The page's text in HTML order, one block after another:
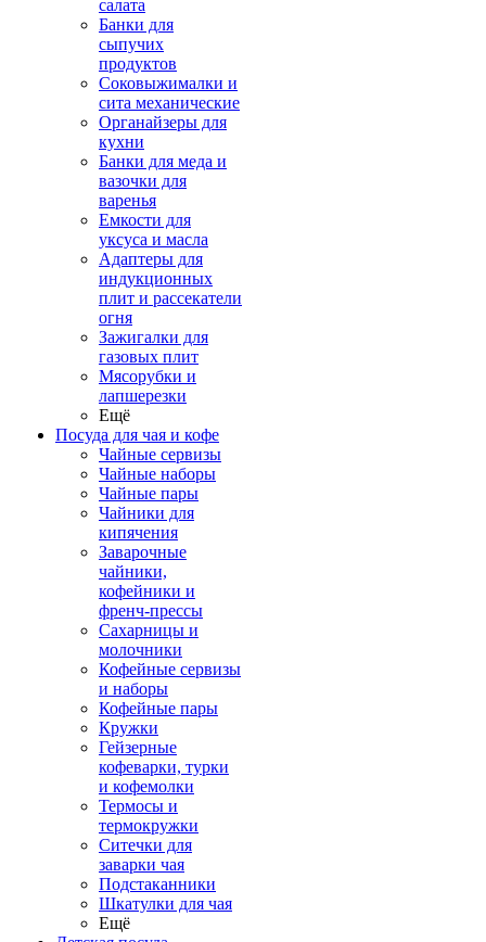
салата
Банки для
сыпучих
продуктов
Соковыжималки и
сита механические
Органайзеры для
кухни
Банки для меда и
вазочки для
варенья
Емкости для
уксуса и масла
Адаптеры для
индукционных
плит и рассекатели
огня
Зажигалки для
газовых плит
Мясорубки и
лапшерезки
Ещё
Посуда для чая и кофе
Чайные сервизы
Чайные наборы
Чайные пары
Чайники для
кипячения
Заварочные
чайники,
кофейники и
френч-прессы
Сахарницы и
молочники
Кофейные сервизы
и наборы
Кофейные пары
Кружки
Гейзерные
кофеварки, турки
и кофемолки
Термосы и
термокружки
Ситечки для
заварки чая
Подстаканники
Шкатулки для чая
Ещё